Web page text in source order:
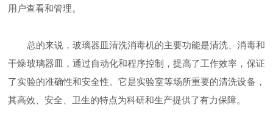
用户查看和管理。
总的来说，玻璃器皿清洗消毒机的主要功能是清洗、消毒和
干燥玻璃器皿，通过自动化和程序控制，提高了工作效率，保证
了实验的准确性和安全性。它是实验室等场所重要的清洗设备，
其高效、安全、卫生的特点为科研和生产提供了有力保障。